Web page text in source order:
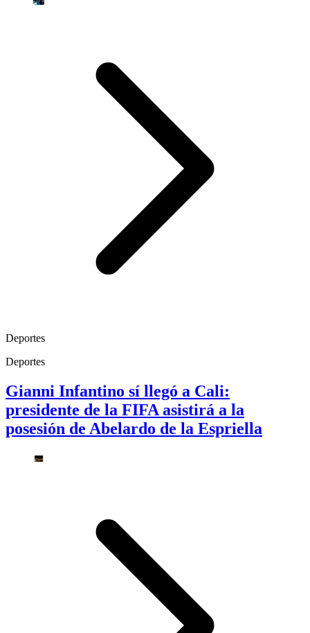
Deportes
Deportes
Gianni Infantino sí llegó a Cali:
presidente de la FIFA asistirá a la
posesión de Abelardo de la Espriella